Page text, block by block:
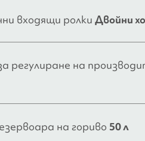
входящи ролки Двойни
регулиране на
на гориво 50 л